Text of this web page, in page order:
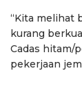
“Kita melihat
kurang
Cadas hitam/
pekerjaan